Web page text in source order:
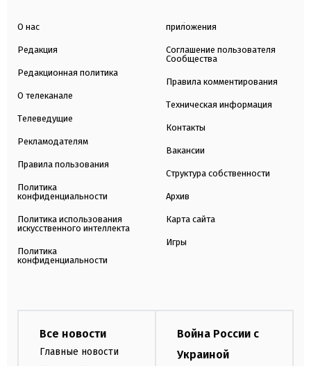
О нас
Редакция
Редакционная политика
О телеканале
Телеведущие
Рекламодателям
Правила пользования
Политика
конфиденциальности
Политика использования
искусственного интеллекта
Политика
конфиденциальности
приложения
Соглашение пользователя
Сообщества
Правила комментирования
Техническая информация
Контакты
Вакансии
Структура собственности
Архив
Карта сайта
Игры
Все новости
Главные новости
Война России с
Украиной